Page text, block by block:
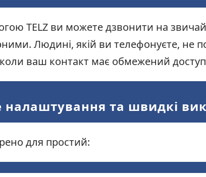
TELZ ви можете дзвонити на
Людині, якій ви телефонуєте, не
ваш контакт має обмежений доступ
налаштування та швидкі
для простий: